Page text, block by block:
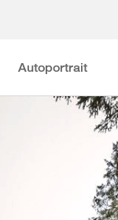
Autoportrait